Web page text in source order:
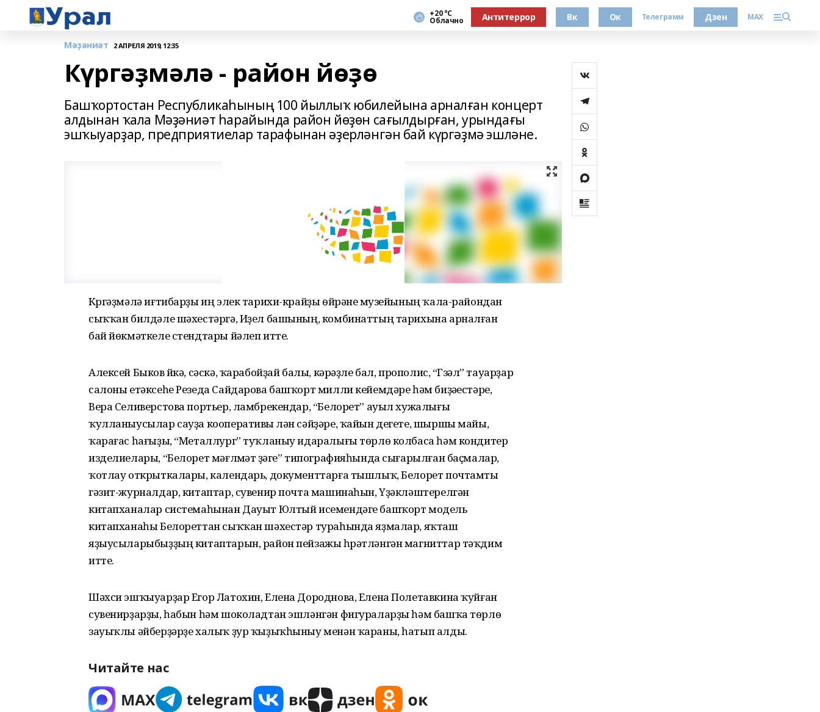
+20 °С
Облачно Антитеррор Вк Ок Телеграмм Дзен MAX
Мәҙәниәт 2 АПРЕЛЯ 2019, 12:35
Күргәҙмәлә - район йөҙө
Башҡортостан Республикаһының 100 йыллыҡ юбилейына арналған концерт
алдынан ҡала Мәҙәниәт һарайында район йөҙөн сағылдырған, урындағы
эшҡыуарҙар, предприятиелар тарафынан әҙерләнгән бай күргәҙмә эшләне.
Күргәҙмәлә иғтибарҙы иң элек тарихи-крайҙы ѳйрәнеү музейының ҡала-райондан
сыҡҡан билдәле шәхестәргә, Иҙел башының, комбинаттың тарихына арналған
бай йѳкмәткеле стендтары йәлеп итте.
Алексей Быков йүкә, сәскә, ҡарабойҙай балы, кәрәҙле бал, прополис, “Гүзәл” тауарҙар
салоны етәксеһе Резеда Сайдарова башҡорт милли кейемдәре һәм биҙәүестәре,
Вера Селиверстова портьер, ламбрекендар, “Белорет” ауыл хужалығы
ҡулланыусылар сауҙа кооперативы үлән сәйҙәре, ҡайын дегете, шыршы майы,
ҡарағас һағыҙы, “Металлург” туҡланыу идаралығы төрлө колбаса һәм кондитер
изделиелары, “Белорет мәғлүмәт үҙәге” типографияһында сығарылған баҫмалар,
ҡотлау открыткалары, календарь, документтарға тышлыҡ, Белорет почтамты
гәзит-журналдар, китаптар, сувенир почта машинаһын, Үҙәкләштерелгән
китапханалар системаһынан Дауыт Юлтый исемендәге башҡорт модель
китапханаһы Белореттан сыҡҡан шәхестәр тураһында яҙмалар, яҡташ
яҙыусыларыбыҙҙың китаптарын, район пейзажы һүрәтләнгән магниттар тәҡдим
итте.
Шәхси эшҡыуарҙар Егор Латохин, Елена Дороднова, Елена Полетавкина ҡуйған
сувенирҙарҙы, һабын һәм шоколадтан эшләнгән фигураларҙы һәм башҡа тѳрлѳ
зауыҡлы әйберҙәрҙе халыҡ ҙур ҡыҙыҡһыныу менән ҡараны, һатып алды.
Читайте нас